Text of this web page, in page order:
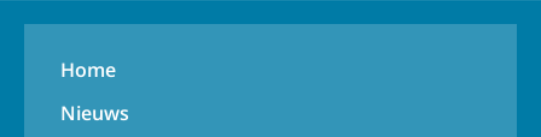
Home
Nieuws